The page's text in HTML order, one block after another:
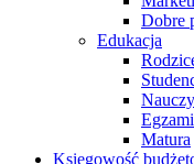
Dobre
Edukacja
Matura
Księgowość